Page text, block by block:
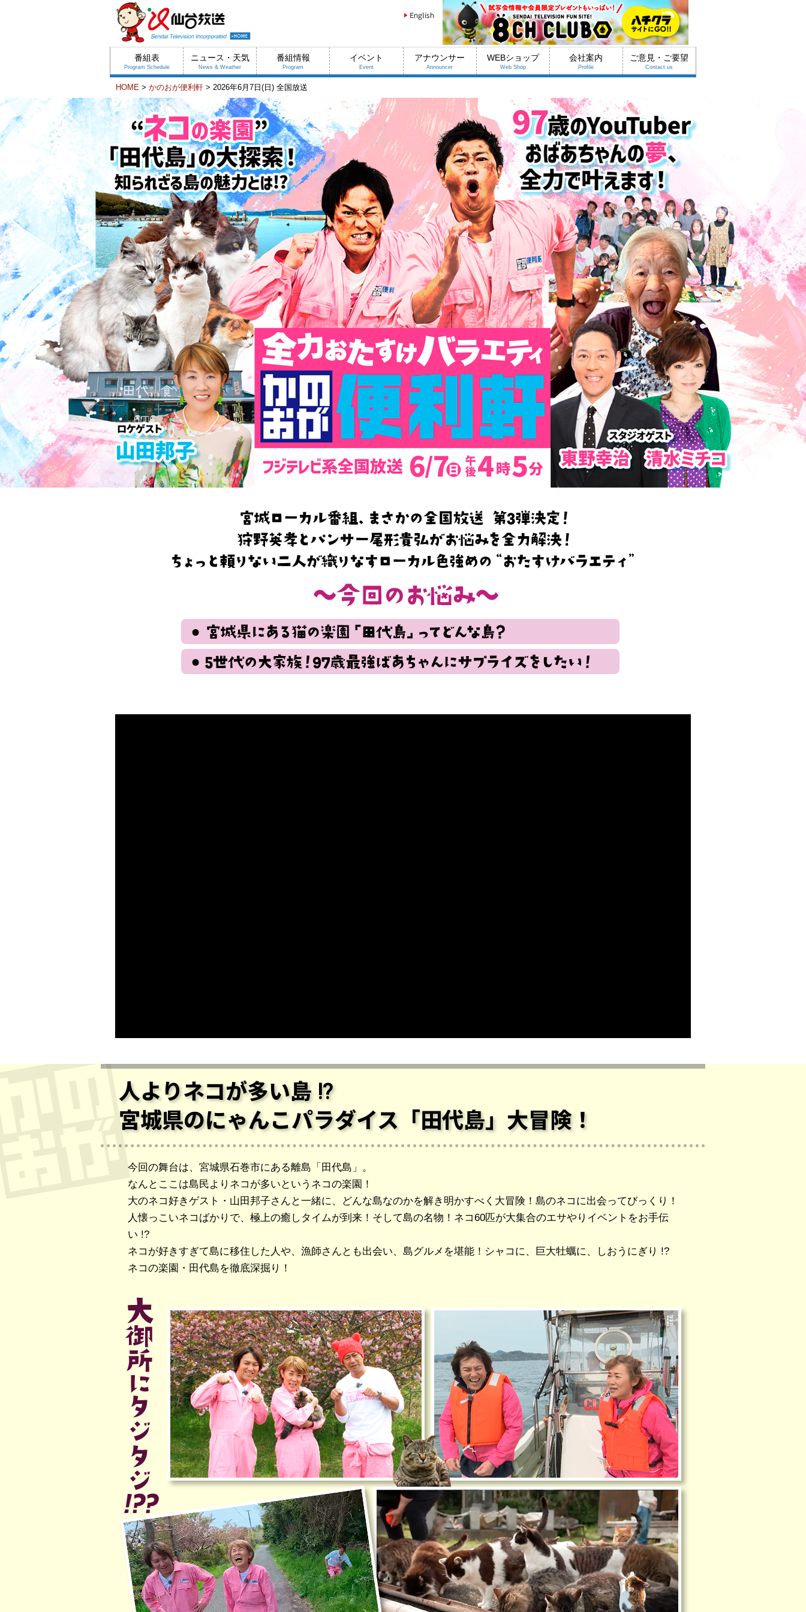
番組表
Program Schedule
ニュース・天気
News & Weather
番組情報
Program
イベント
Event
アナウンサー
Announcer
WEBショップ
Web Shop
会社案内
Profile
ご意見・ご要望
Contact us
HOME > かのおが便利軒 > 2026年6月7日(日) 全国放送
人よりネコが多い島 !?
宮城県のにゃんこパラダイス 「田代島」大冒険！
今回の舞台は、宮城県石巻市にある離島「田代島」。
なんとここは島民よりネコが多いというネコの楽園！
大のネコ好きゲスト・山田邦子さんと一緒に、どんな島なのかを解き明かすべく大冒険！ 島のネコに出会ってびっくり！
人懐っこいネコばかりで、極上の癒しタイムが到来！ そして島の名物！ネコ60匹が大集合のエサやりイベントをお手伝
い !?
ネコが好きすぎて島に移住した人や、漁師さんとも出会い、島グルメを堪能！ シャコに、巨大牡蠣に、しおうにぎり !?
ネコの楽園・田代島を徹底深掘り！